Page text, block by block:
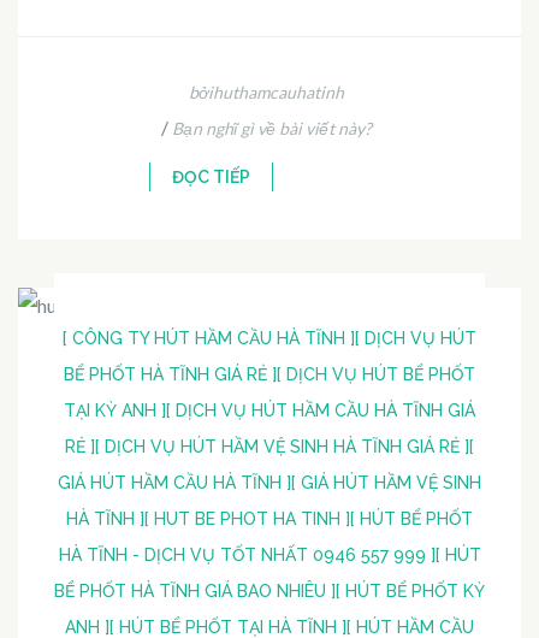
bởihuthamcauhatinh
/ Bạn nghĩ gì về bài viết này?
ĐỌC TIẾP
[ CÔNG TY HÚT HẦM CẦU HÀ TĨNH ] [ DỊCH VỤ HÚT
BỂ PHỐT HÀ TĨNH GIÁ RẺ ] [ DỊCH VỤ HÚT BỂ PHỐT
TẠI KỲ ANH ] [ DỊCH VỤ HÚT HẦM CẦU HÀ TĨNH GIÁ
RẺ ] [ DỊCH VỤ HÚT HẦM VỆ SINH HÀ TĨNH GIÁ RẺ ] [
GIÁ HÚT HẦM CẦU HÀ TĨNH ] [ GIÁ HÚT HẦM VỆ SINH
HÀ TĨNH ] [ HUT BE PHOT HA TINH ] [ HÚT BỂ PHỐT
HÀ TĨNH - DỊCH VỤ TỐT NHẤT 0946 557 999 ] [ HÚT
BỂ PHỐT HÀ TĨNH GIÁ BAO NHIÊU ] [ HÚT BỂ PHỐT KỲ
ANH ] [ HÚT BỂ PHỐT TẠI HÀ TĨNH ] [ HÚT HẦM CẦU